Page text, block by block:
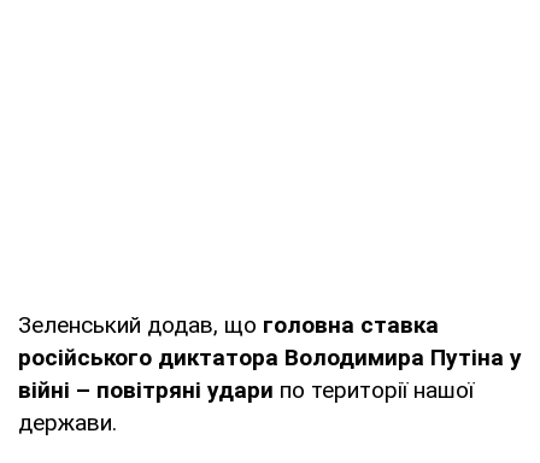
Зеленський додав, що головна ставка
російського диктатора Володимира Путіна у
війні – повітряні удари по території нашої
держави.